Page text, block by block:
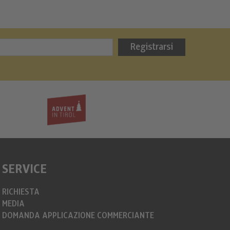
Registrarsi
SERVICE
RICHIESTA
MEDIA
DOMANDA APPLICAZIONE COMMERCIANTE